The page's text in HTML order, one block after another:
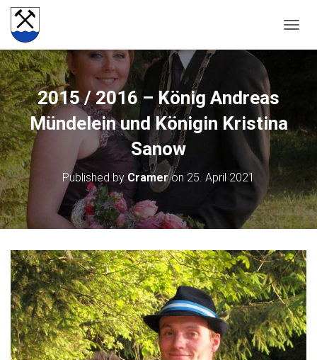
2015 / 2016 – König Andreas
Mündelein und Königin Kristina
Sanow
Published by Crameron 25. April 2021